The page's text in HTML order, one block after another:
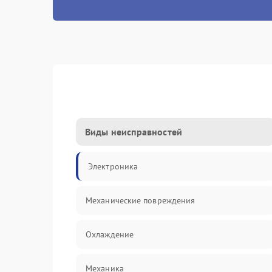
Виды неисправностей
Электроника
Механические повреждения
Охлаждение
Механика